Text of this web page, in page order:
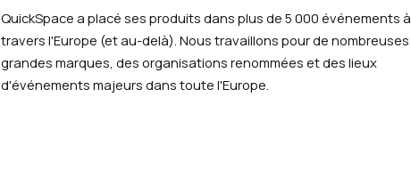
QuickSpace a placé ses produits dans plus de 5 000 événements à
travers l'Europe (et au-delà). Nous travaillons pour de nombreuses
grandes marques, des organisations renommées et des lieux
d'événements majeurs dans toute l'Europe.